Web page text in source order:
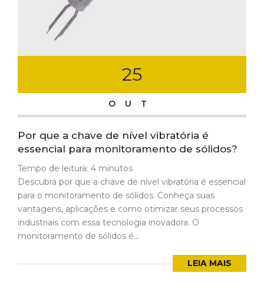
25
OUT
Por que a chave de nível vibratória é
essencial para monitoramento de sólidos?
Tempo de leitura: 4 minutos
Descubra por que a chave de nível vibratória é essencial
para o monitoramento de sólidos. Conheça suas
vantagens, aplicações e como otimizar seus processos
industriais com essa tecnologia inovadora. O
monitoramento de sólidos é...
LEIA MAIS